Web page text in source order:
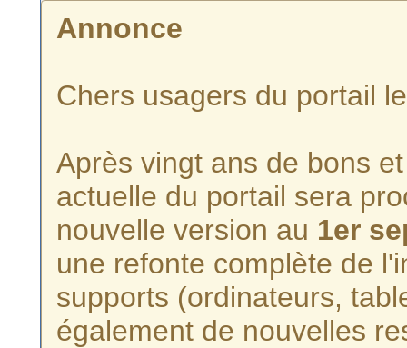
Annonce
Chers usagers du portail
Après vingt ans de bons
actuelle du portail sera
nouvelle version au 1er
une refonte complète de
supports (ordinateurs,
également de nouvelles